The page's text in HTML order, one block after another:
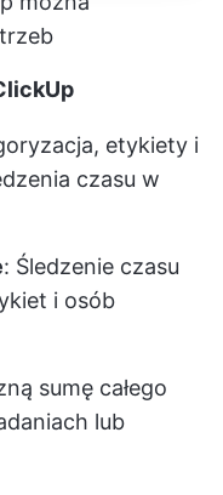
etykiety i
czasu w
: Śledzenie czasu
i osób
sumę całego
lub